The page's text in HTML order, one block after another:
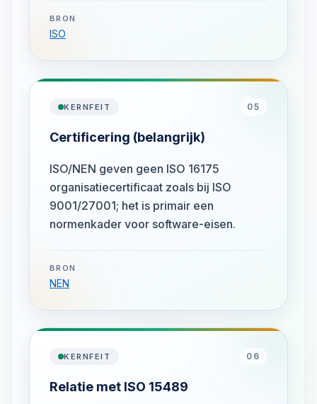
BRON
ISO
KERNFEIT 05
Certificering (belangrijk)
ISO/NEN geven geen ISO 16175
organisatiecertificaat zoals bij ISO
9001/27001; het is primair een
normenkader voor software-eisen.
BRON
NEN
KERNFEIT 06
Relatie met ISO 15489